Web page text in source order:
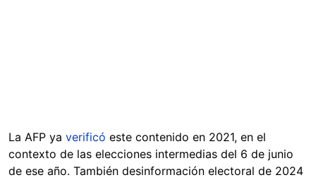
La AFP ya verificó este contenido en 2021, en el
contexto de las elecciones intermedias del 6 de junio
de ese año. También desinformación electoral de 2024